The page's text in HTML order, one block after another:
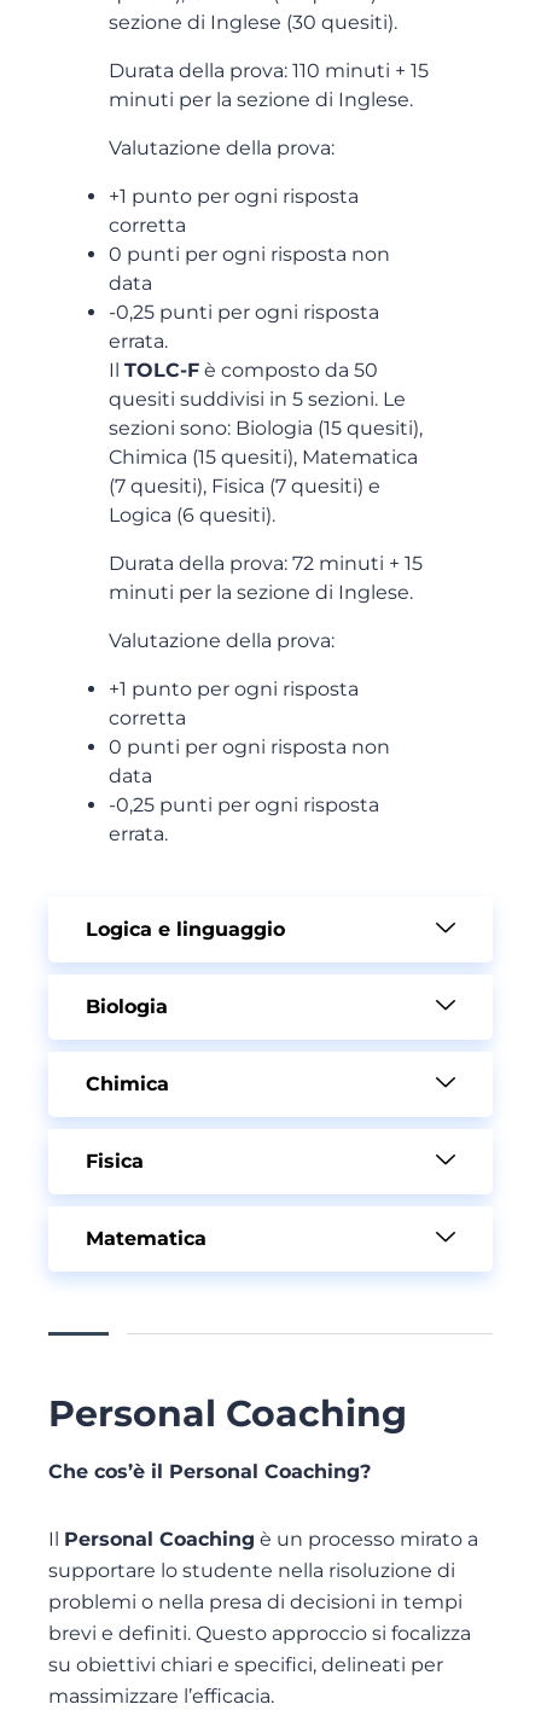
sezione di Inglese (30 quesiti).
Durata della prova: 110 minuti + 15
minuti per la sezione di Inglese.
Valutazione della prova:
+1 punto per ogni risposta
corretta
0 punti per ogni risposta non
data
-0,25 punti per ogni risposta
errata.
Il TOLC-F è composto da 50
quesiti suddivisi in 5 sezioni. Le
sezioni sono: Biologia (15 quesiti),
Chimica (15 quesiti), Matematica
(7 quesiti), Fisica (7 quesiti) e
Logica (6 quesiti).
Durata della prova: 72 minuti + 15
minuti per la sezione di Inglese.
Valutazione della prova:
+1 punto per ogni risposta
corretta
0 punti per ogni risposta non
data
-0,25 punti per ogni risposta
errata.
Logica e linguaggio
Biologia
Chimica
Fisica
Matematica
Personal Coaching
Che cos’è il Personal Coaching?
Il Personal Coaching è un processo mirato a
supportare lo studente nella risoluzione di
problemi o nella presa di decisioni in tempi
brevi e definiti. Questo approccio si focalizza
su obiettivi chiari e specifici, delineati per
massimizzare l’efficacia.